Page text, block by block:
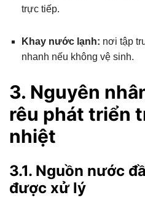
trực tiếp.
Khay nước lạnh: nơi tập
nhanh nếu không vệ sinh.
3. Nguyên
rêu phát triển
nhiệt
3.1. Nguồn nước
được xử lý